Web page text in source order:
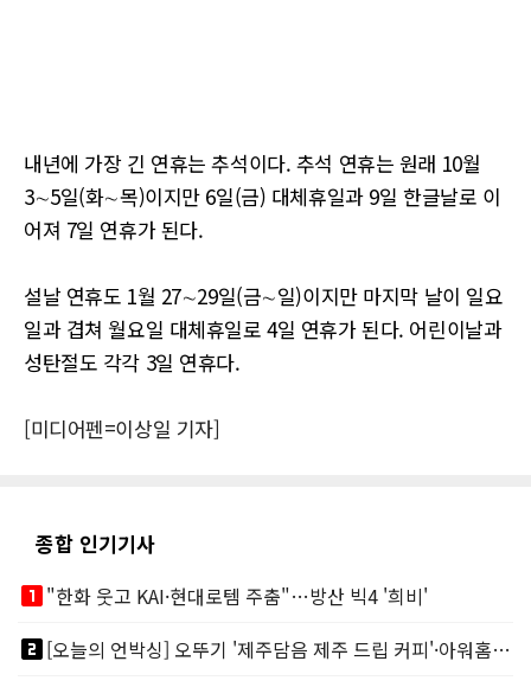
내년에 가장 긴 연휴는 추석이다. 추석 연휴는 원래 10월
3∼5일(화∼목)이지만 6일(금) 대체휴일과 9일 한글날로 이
어져 7일 연휴가 된다.
설날 연휴도 1월 27∼29일(금∼일)이지만 마지막 날이 일요
일과 겹쳐 월요일 대체휴일로 4일 연휴가 된다. 어린이날과
성탄절도 각각 3일 연휴다.
[미디어펜=이상일 기자]
종합 인기기사
looks_one"한화 웃고 KAI·현대로템 주춤"…방산 빅4 '희비'
looks_two
[오늘의 언박싱] 오뚜기 '제주담음 제주 드립 커피'·아워홈 ‘갓석박지’ 外